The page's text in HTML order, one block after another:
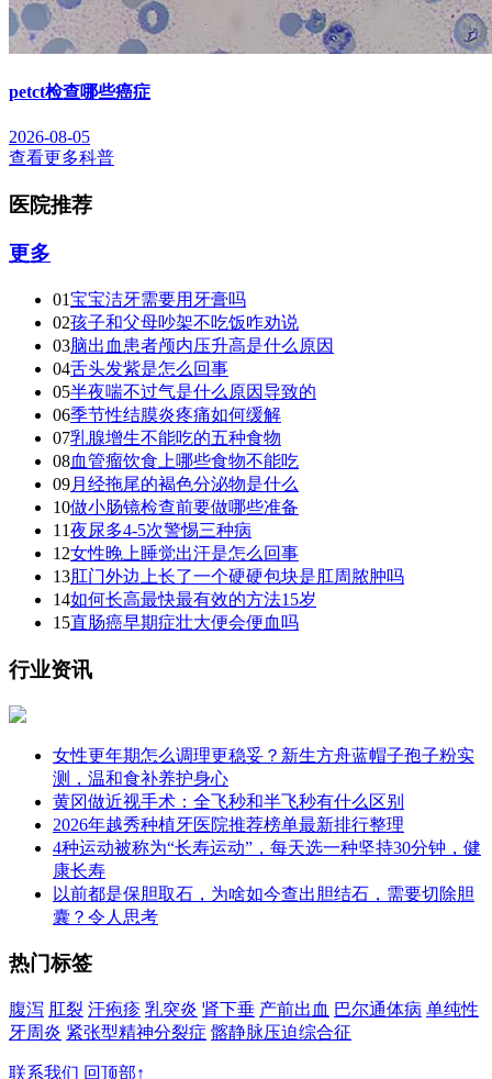
petct检查哪些癌症
2026-08-05
查看更多科普
医院推荐
更多
01宝宝洁牙需要用牙膏吗
02孩子和父母吵架不吃饭咋劝说
03脑出血患者颅内压升高是什么原因
04舌头发紫是怎么回事
05半夜喘不过气是什么原因导致的
06季节性结膜炎疼痛如何缓解
07乳腺增生不能吃的五种食物
08血管瘤饮食上哪些食物不能吃
09月经拖尾的褐色分泌物是什么
10做小肠镜检查前要做哪些准备
11夜尿多4-5次警惕三种病
12女性晚上睡觉出汗是怎么回事
13肛门外边上长了一个硬硬包块是肛周脓肿吗
14如何长高最快最有效的方法15岁
15直肠癌早期症壮大便会便血吗
行业资讯
女性更年期怎么调理更稳妥？新生方舟蓝帽子孢子粉实
测，温和食补养护身心
黄冈做近视手术：全飞秒和半飞秒有什么区别
2026年越秀种植牙医院推荐榜单最新排行整理
4种运动被称为“长寿运动”，每天选一种坚持30分钟，健
康长寿
以前都是保胆取石，为啥如今查出胆结石，需要切除胆
囊？令人思考
热门标签
腹泻 肛裂 汗疱疹 乳突炎 肾下垂 产前出血 巴尔通体病 单纯性
牙周炎 紧张型精神分裂症 髂静脉压迫综合征
联系我们 回顶部↑